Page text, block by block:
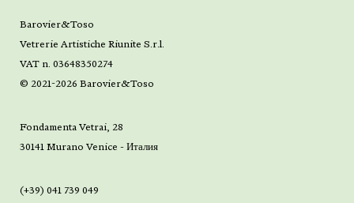
Barovier&Toso
Vetrerie Artistiche Riunite S.r.l.
VAT n. 03648350274
© 2021-2026 Barovier&Toso
Fondamenta Vetrai, 28
30141 Murano Venice - Италия
(+39) 041 739 049